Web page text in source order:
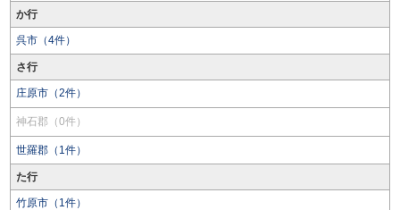
か行
呉市（4件）
さ行
庄原市（2件）
神石郡（0件）
世羅郡（1件）
た行
竹原市（1件）